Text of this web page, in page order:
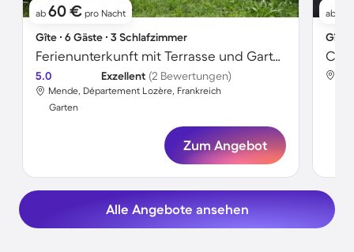
ab 60 € pro Nacht
Gîte ∙ 6 Gäste ∙ 3 Schlafzimmer
Ferienunterkunft mit Terrasse und Garten
5.0 Exzellent (2 Bewertungen)
Mende, Département Lozère, Frankreich
Garten
Zum Angebot
ab
Gîte
Alle Angebote ansehen